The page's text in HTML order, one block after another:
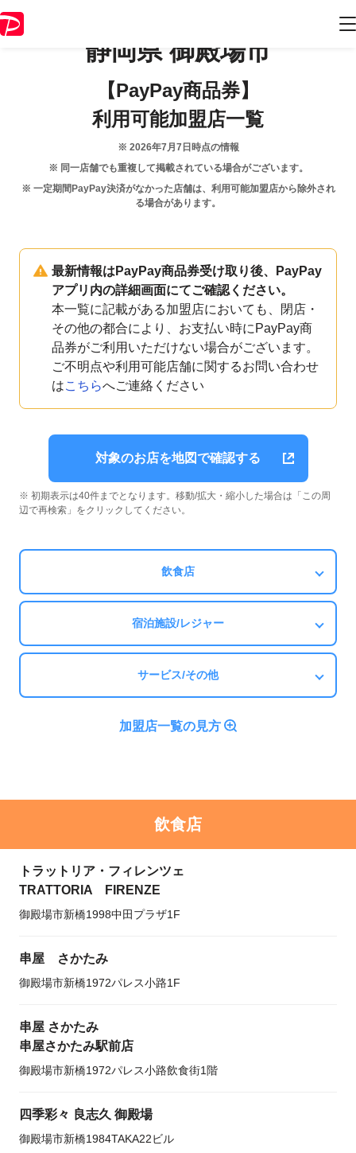
静岡県 御殿場市
【PayPay商品券】
利用可能加盟店一覧
※ 2026年7月7日 時点の情報
※ 同一店舗でも重複して掲載されている場合がございます。
※ 一定期間PayPay決済がなかった店舗は、利用可能加盟店から除外され
る場合があります。
最新情報はPayPay商品券受け取り後、PayPay
アプリ内の詳細画面にてご確認ください。
本一覧に記載がある加盟店においても、閉店・
その他の都合により、お支払い時にPayPay商
品券がご利用いただけない場合がございます。
ご不明点や利用可能店舗に関するお問い合わせ
はこちらへご連絡ください
対象のお店を地図で確認する
※ 初期表示は40件までとなります。移動/拡大・縮小した場合は「この周
辺で再検索」をクリックしてください。
飲食店
宿泊施設/レジャー
サービス/その他
加盟店一覧の見方
飲食店
トラットリア・フィレンツェ
TRATTORIA FIRENZE
御殿場市新橋1998中田プラザ1F
串屋 さかたみ
御殿場市新橋1972パレス小路1F
串屋 さかたみ
串屋さかたみ駅前店
御殿場市新橋1972パレス小路飲食街1階
四季彩々 良志久 御殿場
御殿場市新橋1984TAKA22ビル